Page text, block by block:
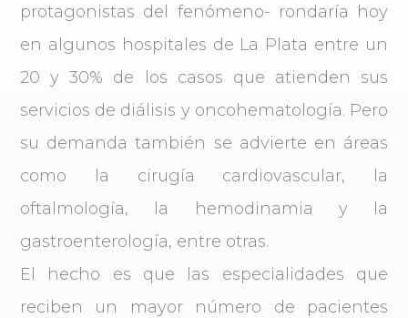
protagonistas del fenómeno- rondaría hoy
en algunos hospitales de La Plata entre un
20 y 30% de los casos que atienden sus
servicios de diálisis y oncohematología. Pero
su demanda también se advierte en áreas
como la cirugía cardiovascular, la
oftalmología, la hemodinamia y la
gastroenterología, entre otras.
El hecho es que las especialidades que
reciben un mayor número de pacientes